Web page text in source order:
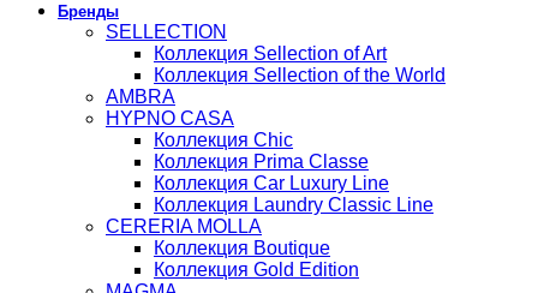
Бренды
SELLECTION
Коллекция Sellection of Art
Коллекция Sellection of the World
AMBRA
HYPNO CASA
Коллекция Chic
Коллекция Prima Classe
Коллекция Car Luxury Line
Коллекция Laundry Classic Line
CERERIA MOLLA
Коллекция Boutique
Коллекция Gold Edition